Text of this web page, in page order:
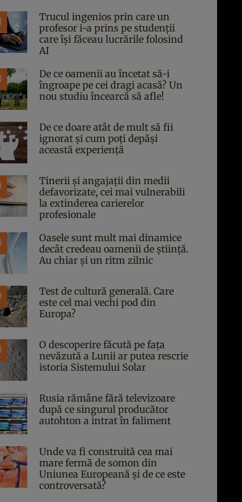
Trucul ingenios prin care un
profesor i-a prins pe studenții
care își făceau lucrările folosind
AI
De ce oamenii au încetat să-i
îngroape pe cei dragi acasă? Un
nou studiu încearcă să afle!
De ce doare atât de mult să fii
ignorat și cum poți depăși
această experiență
Tinerii și angajații din medii
defavorizate, cei mai vulnerabili
la extinderea carierelor
profesionale
Oasele sunt mult mai dinamice
decât credeau oamenii de știință.
Au chiar și un ritm zilnic
Test de cultură generală. Care
este cel mai vechi pod din
Europa?
O descoperire făcută pe fața
nevăzută a Lunii ar putea rescrie
istoria Sistemului Solar
Rusia rămâne fără televizoare
după ce singurul producător
autohton a intrat în faliment
Unde va fi construită cea mai
mare fermă de somon din
Uniunea Europeană și de ce este
controversată?